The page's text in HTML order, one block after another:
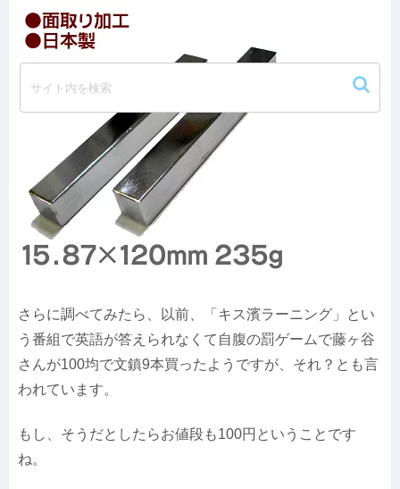
さらに調べてみたら、以前、「キス濱ラーニング」とい
う番組で英語が答えられなくて自腹の罰ゲームで藤ヶ谷
さんが100均で文鎮9本買ったようですが、それ？とも言
われています。
もし、そうだとしたらお値段も100円ということです
ね。